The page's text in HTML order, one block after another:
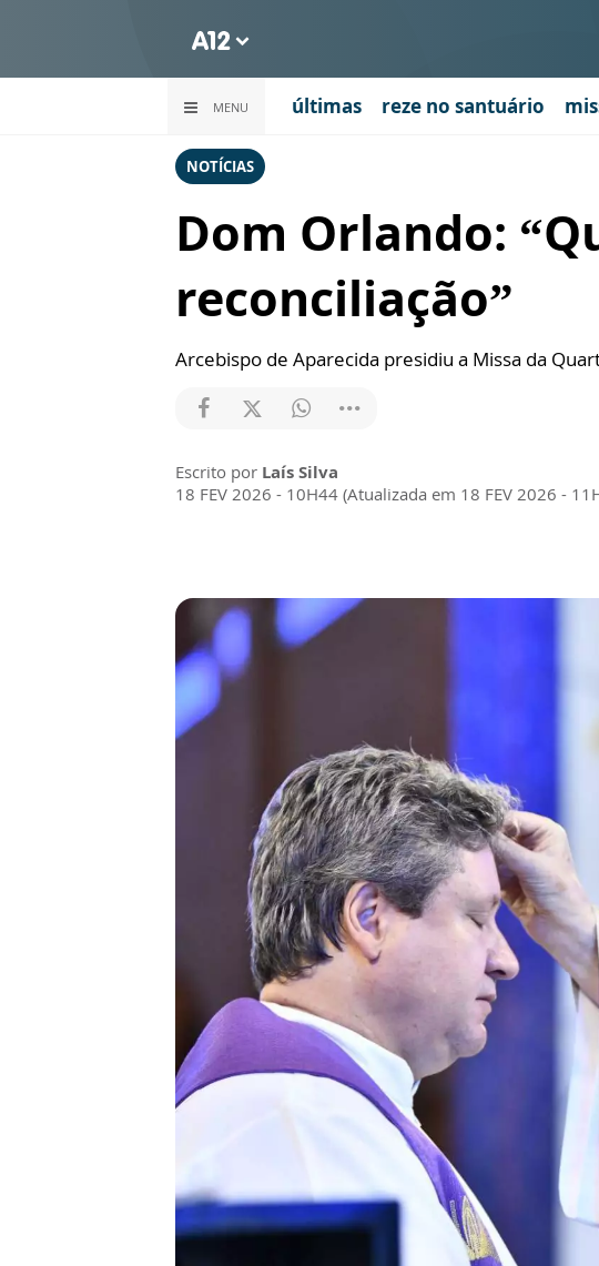
MENU últimas reze no santuário
NOTÍCIAS
Dom Orlando:
reconciliação”
Arcebispo de Aparecida presidiu a Missa da
Escrito por Laís Silva
18 FEV 2026 - 10H44 (Atualizada em 18 FEV 2026 -